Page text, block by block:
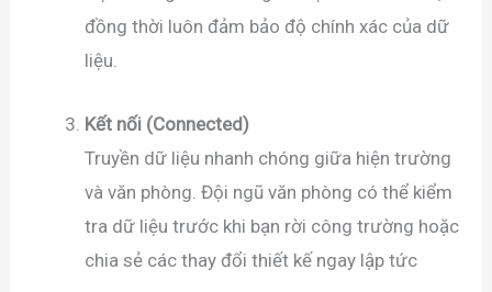
đồng thời luôn đảm bảo độ chính xác của dữ
liệu.
Kết nối (Connected)
Truyền dữ liệu nhanh chóng giữa hiện trường
và văn phòng. Đội ngũ văn phòng có thể kiểm
tra dữ liệu trước khi bạn rời công trường hoặc
chia sẻ các thay đổi thiết kế ngay lập tức